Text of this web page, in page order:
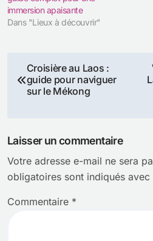
immersion apaisante
Dans "Lieux à découvrir"
Navigation
de
Croisière au Laos :
guide pour naviguer
sur le Mékong
Laisser un commentaire
Votre adresse e-mail ne sera
obligatoires sont indiqués avec
Commentaire *